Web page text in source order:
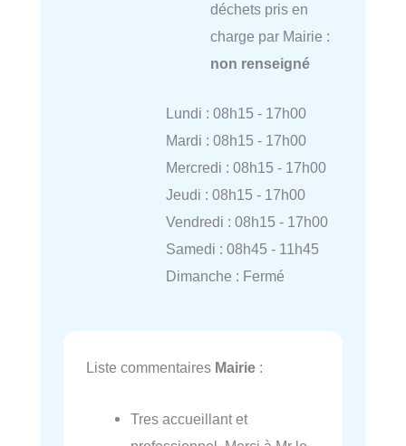
déchets pris en
charge par Mairie :
non renseigné
Lundi : 08h15 - 17h00
Mardi : 08h15 - 17h00
Mercredi : 08h15 - 17h00
Jeudi : 08h15 - 17h00
Vendredi : 08h15 - 17h00
Samedi : 08h45 - 11h45
Dimanche : Fermé
Liste commentaires Mairie :
Tres accueillant et